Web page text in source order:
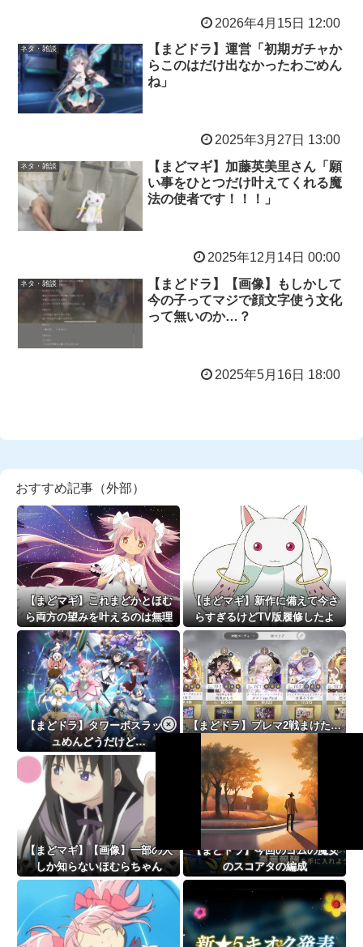
U
m
u
t
e
/
L
a
e
d
:
2
2026年4月15日 12:00
ネタ・雑談
【まどドラ】運営「初期ガチャか
らこのはだけ出なかったわごめん
ね」
2025年3月27日 13:00
ネタ・雑談
【まどマギ】加藤英美里さん「願
い事をひとつだけ叶えてくれる魔
法の使者です！！！」
2025年12月14日 00:00
ネタ・雑談
【まどドラ】【画像】もしかして
今の子ってマジで顔文字使う文化
って無いのか…？
2025年5月16日 18:00
おすすめ記事（外部）
【まどマギ】これまどかとほむ
ら両方の望みを叶えるのは無理
じゃない？
【まどマギ】新作に備えて今さ
らすぎるけどTV版履修したよ
【まどドラ】タワーボスラッシ
ュめんどうだけど…
【まどドラ】プレマ2戦まけた…
もういいや…
【まどマギ】【画像】一部の人
しか知らないほむらちゃん
【まどドラ】今回のゴムの魔女
のスコアタの編成